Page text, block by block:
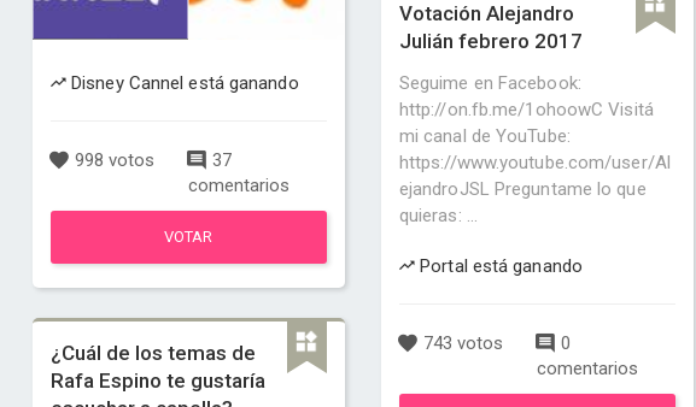
Disney Cannel está ganando
998 votos
37
comentarios
VOTAR
¿Cuál de los temas de
Rafa Espino te gustaría
Votación Alejandro
Julián febrero 2017
Seguime en Facebook:
http://on.fb.me/1ohoowC Visitá
mi canal de YouTube:
https://www.youtube.com/user/Al
ejandroJSL Preguntame lo que
quieras: ...
Portal está ganando
743 votos
0
comentarios